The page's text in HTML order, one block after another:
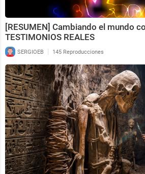
[RESUMEN] Cambiando el mundo
TESTIMONIOS REALES
SERGIOEB | 145 Reproducciones